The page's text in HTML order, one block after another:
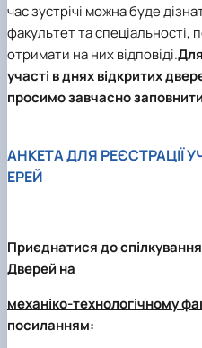
час зустрічі можна буде
факультет та спеціальності,
отримати на них відповіді.
участі в днях відкритих
просимо завчасно
АНКЕТА ДЛЯ РЕЄСТРАЦІЇ
ЕРЕЙ
Приєднатися до
Дверей на
механіко-технологічному
посиланням: